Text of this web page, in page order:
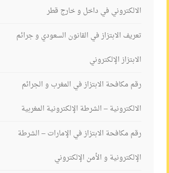
الالكتروني في داخل و خارج قطر
تعريف الابتزاز في القانون السعودي و جرائم
الابتزاز الإلكتروني
رقم مكافحة الابتزاز في المغرب و الجرائم
الالكترونية – الشرطة الإلكترونية المغربية
رقم مكافحة الابتزاز في الإمارات – الشرطة
الإلكترونية و الأمن الإلكتروني